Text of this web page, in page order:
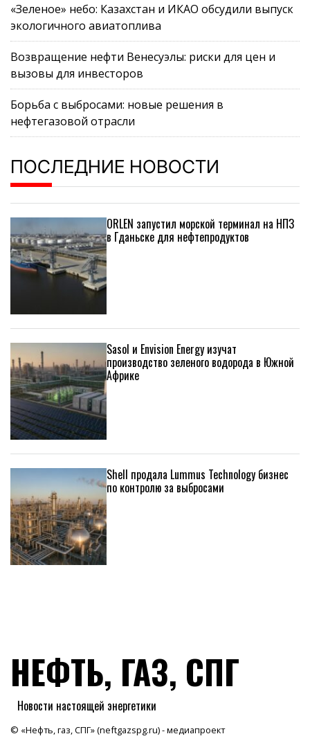
«Зеленое» небо: Казахстан и ИКАО обсудили выпуск
экологичного авиатоплива
Возвращение нефти Венесуэлы: риски для цен и
вызовы для инвесторов
Борьба с выбросами: новые решения в
нефтегазовой отрасли
ПОСЛЕДНИЕ НОВОСТИ
ORLEN запустил морской терминал на НПЗ
в Гданьске для нефтепродуктов
Sasol и Envision Energy изучат
производство зеленого водорода в Южной
Африке
Shell продала Lummus Technology бизнес
по контролю за выбросами
НЕФТЬ, ГАЗ, СПГ
Новости настоящей энергетики
© «Нефть, газ, СПГ» (neftgazspg.ru) - медиапроект